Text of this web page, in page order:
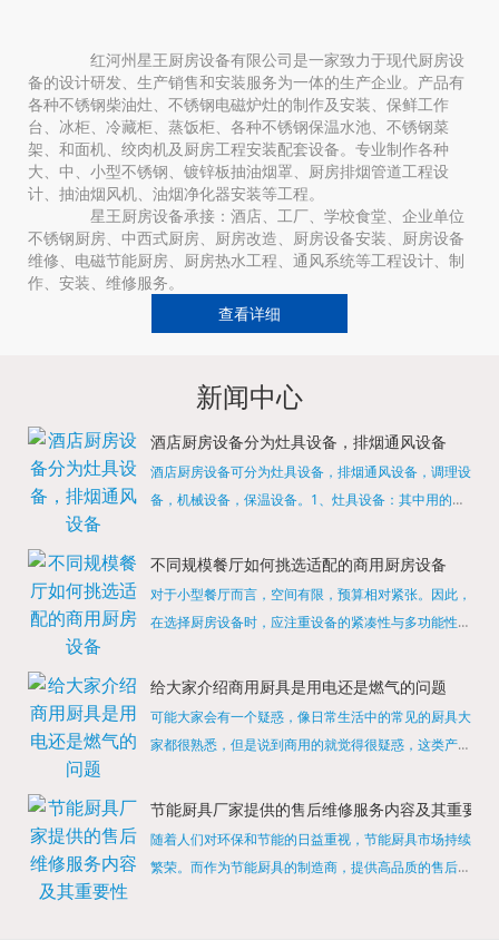
红河州星王厨房设备有限公司是一家致力于现代厨房设
备的设计研发、生产销售和安装服务为一体的生产企业。产品有
各种不锈钢柴油灶、不锈钢电磁炉灶的制作及安装、保鲜工作
台、冰柜、冷藏柜、蒸饭柜、各种不锈钢保温水池、不锈钢菜
架、和面机、绞肉机及厨房工程安装配套设备。专业制作各种
大、中、小型不锈钢、镀锌板抽油烟罩、厨房排烟管道工程设
计、抽油烟风机、油烟净化器安装等工程。
星王厨房设备承接：酒店、工厂、学校食堂、企业单位
不锈钢厨房、中西式厨房、厨房改造、厨房设备安装、厨房设备
维修、电磁节能厨房、厨房热水工程、通风系统等工程设计、制
作、安装、维修服务。
查看详细
新闻中心
酒店厨房设备分为灶具设备，排烟通风设备
酒店厨房设备可分为灶具设备，排烟通风设备，调理设
备，机械设备，保温设备。1、灶具设备：其中用的较
缺少的，经过相关检测证明的合格设备才能进行使用，
不同规模餐厅如何挑选适配的商用厨房设备
对于小型餐厅而言，空间有限，预算相对紧张。因此，
在选择厨房设备时，应注重设备的紧凑性与多功能性。
烹饪设备，既能节省空间，又能满足多样化的烹饪需
给大家介绍商用厨具是用电还是燃气的问题
可能大家会有一个疑惑，像日常生活中的常见的厨具大
家都很熟悉，但是说到商用的就觉得很疑惑，这类产品
店用的就是商用的吗?还真别说，真被大家猜对了，这
节能厨具厂家提供的售后维修服务内容及其重要性
随着人们对环保和节能的日益重视，节能厨具市场持续
繁荣。而作为节能厨具的制造商，提供高品质的售后维